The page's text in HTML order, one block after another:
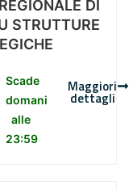
DI
STRUTTURE
Scade
domani
alle
23:59
Maggiori
dettagli